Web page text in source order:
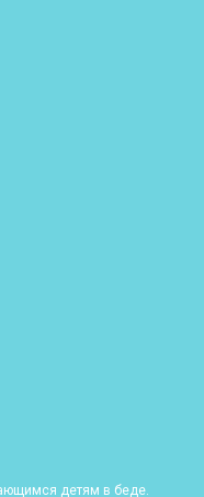
детям в беде.